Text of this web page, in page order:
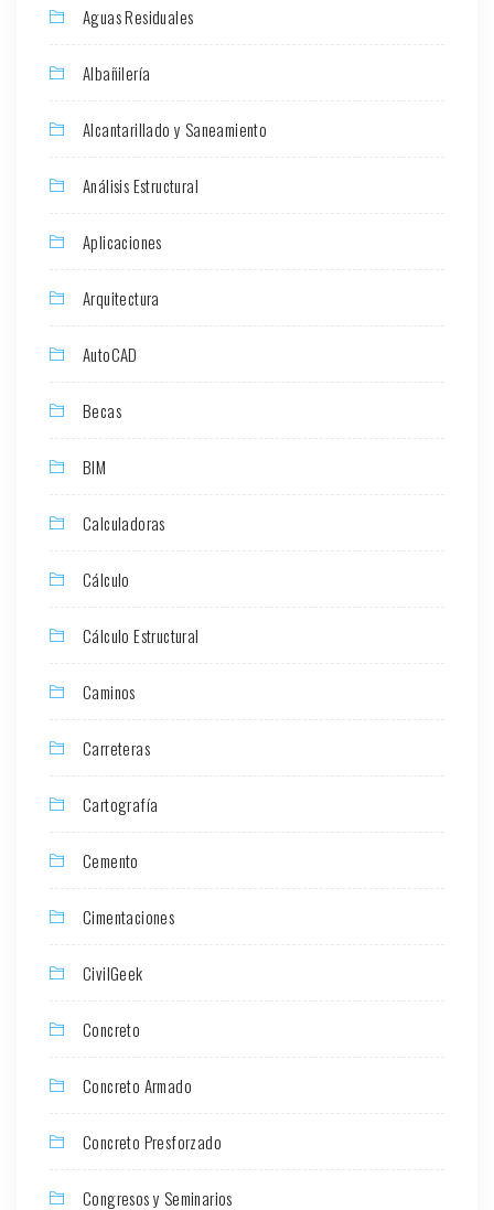
Aguas Residuales
Albañilería
Alcantarillado y Saneamiento
Análisis Estructural
Aplicaciones
Arquitectura
AutoCAD
Becas
BIM
Calculadoras
Cálculo
Cálculo Estructural
Caminos
Carreteras
Cartografía
Cemento
Cimentaciones
CivilGeek
Concreto
Concreto Armado
Concreto Presforzado
Congresos y Seminarios